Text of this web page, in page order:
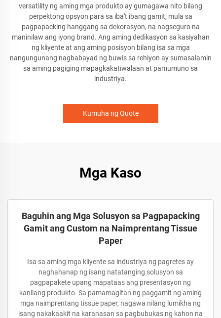
versatility ng aming mga produkto ay gumagawa nito bilang
perpektong opsyon para sa iba't ibang gamit, mula sa
pagpapacking hanggang sa dekorasyon, na nagseguro na
maninilaw ang iyong brand. Ang aming dedikasyon sa kasiyahan
ng kliyente at ang aming posisyon bilang isa sa mga
nangungunang nagbabayad ng buwis sa rehiyon ay sumasalamin
sa aming pagiging mapagkakatiwalaan at pamumuno sa
industriya.
Kumuha ng Quote
Mga Kaso
Baguhin ang Mga Solusyon sa Pagpapacking
Gamit ang Custom na Naimprentang Tissue
Paper
Isa sa aming mga kliyente sa industriya ng pagretes ay
naghahanap ng isang natatanging solusyon sa
pagpapakete upang mapataas ang presentasyon ng
kanilang produkto. Sa pamamagitan ng paggamit ng aming
mga naimprentang tissue paper, nagawa nilang lumikha ng
isang nakakaakit na karanasan sa pagbubukas ng kahon na